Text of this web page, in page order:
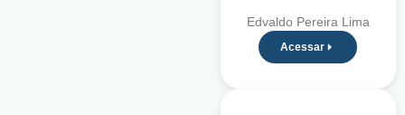
Edvaldo Pereira Lima
Acessar